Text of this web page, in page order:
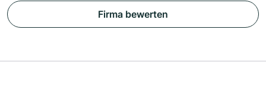
Firma bewerten